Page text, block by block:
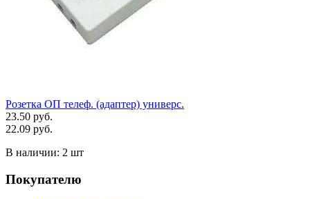
Розетка ОП телеф. (адаптер) универс.
23.50 руб.
22.09 руб.
В наличии: 2 шт
Покупателю